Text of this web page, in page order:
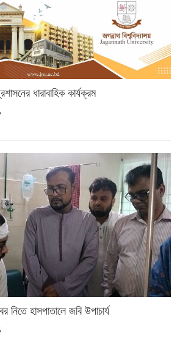
ধারাবাহিক কার্যক্রম
নিতে হাসপাতালে জবি উপাচার্য